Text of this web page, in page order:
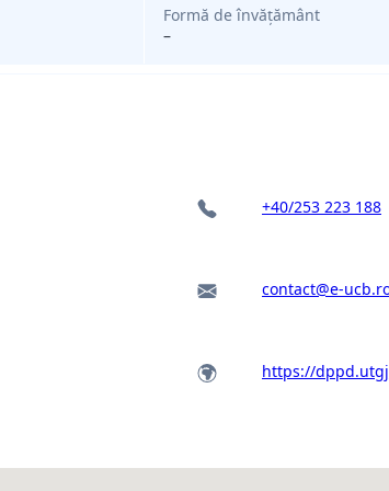
Formă de învățământ
–
+40/253 223 188
contact@e-
https://